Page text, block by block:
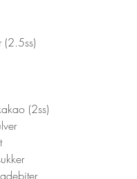
(2.5ss)
(2ss)